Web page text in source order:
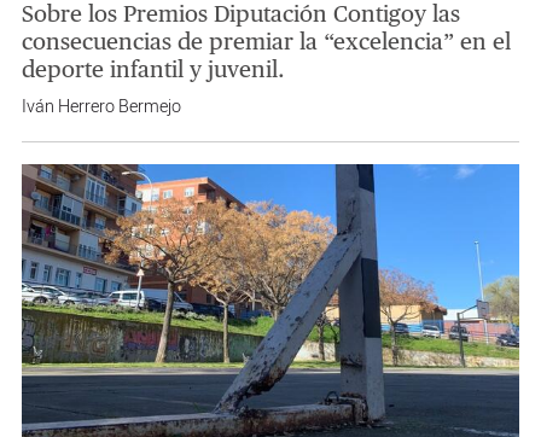
Sobre los Premios Diputación Contigoy las
consecuencias de premiar la “excelencia” en el
deporte infantil y juvenil.
Iván Herrero Bermejo